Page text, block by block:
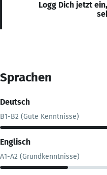
Logg Dich jetzt
Sprachen
Deutsch
B1-B2 (Gute Kenntnisse)
Englisch
A1-A2 (Grundkenntnisse)